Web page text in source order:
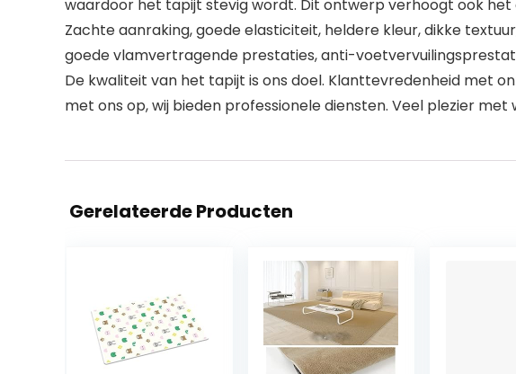
waardoor het tapijt stevig wordt. Dit ontwerp verhoogt ook
Zachte aanraking, goede elasticiteit, heldere kleur, dikke
goede vlamvertragende prestaties, anti-
De kwaliteit van het tapijt is ons doel. Klanttevredenheid met
met ons op, wij bieden professionele diensten. Veel plezier met
Gerelateerde Producten